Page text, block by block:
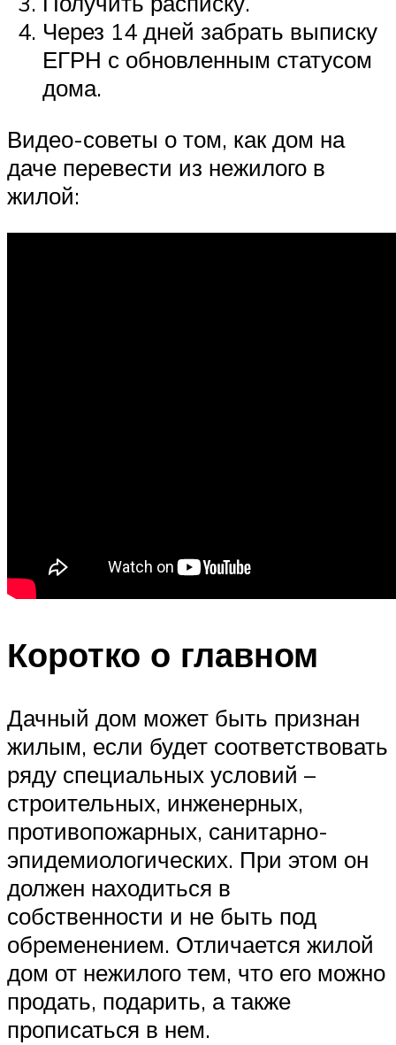
Через 14 дней забрать выписку
ЕГРН с обновленным статусом
дома.
Видео-советы о том, как дом на
даче перевести из нежилого в
жилой:
Коротко о главном
Дачный дом может быть признан
жилым, если будет соответствовать
ряду специальных условий –
строительных, инженерных,
противопожарных, санитарно-
эпидемиологических. При этом он
должен находиться в
собственности и не быть под
обременением. Отличается жилой
дом от нежилого тем, что его можно
продать, подарить, а также
прописаться в нем.